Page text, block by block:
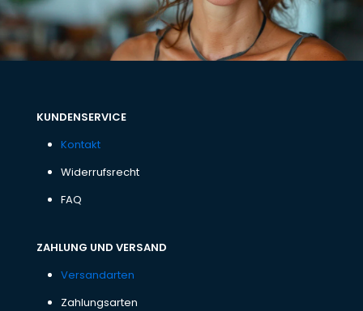
KUNDENSERVICE
Kontakt
Widerrufsrecht
FAQ
ZAHLUNG UND VERSAND
Versandarten
Zahlungsarten